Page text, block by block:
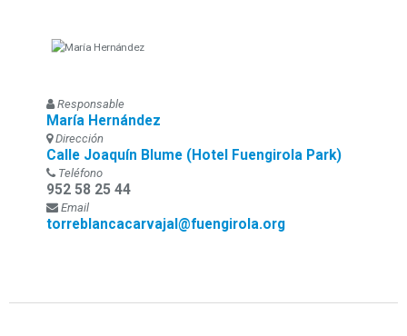
Responsable
María Hernández
Dirección
Calle Joaquín Blume (Hotel Fuengirola Park)
Teléfono
952 58 25 44
Email
torreblancacarvajal@fuengirola.org